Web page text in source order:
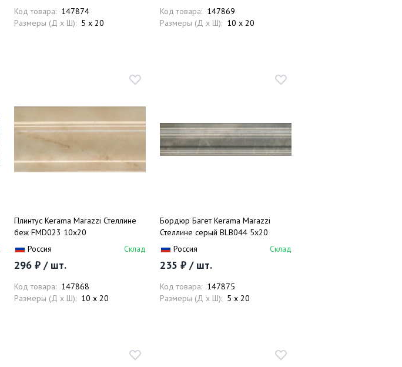
Код товара: 147874
Размеры (Д x Ш): 5 x 20
Код товара: 147869
Размеры (Д x Ш): 10 x 20
Плинтус Kerama Marazzi Стеллине
беж FMD023 10х20
Россия
Склад
296 ₽ / шт.
Код товара: 147868
Размеры (Д x Ш): 10 x 20
Бордюр Багет Kerama Marazzi
Стеллине серый BLB044 5х20
Россия
Склад
235 ₽ / шт.
Код товара: 147875
Размеры (Д x Ш): 5 x 20